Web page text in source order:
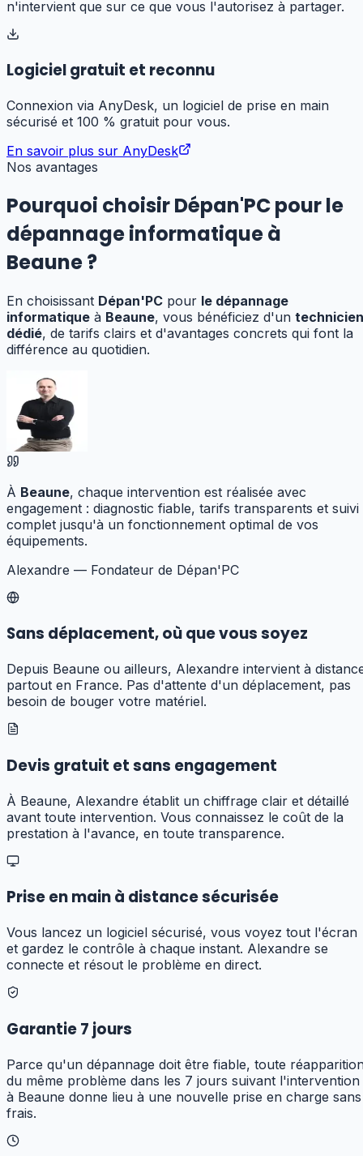
n'intervient que sur ce que vous l'autorisez à partager.
Logiciel gratuit et reconnu
Connexion via AnyDesk, un logiciel de prise en main
sécurisé et 100 % gratuit pour vous.
En savoir plus sur AnyDesk
Nos avantages
Pourquoi choisir Dépan'PC pourle
dépannage informatiqueà
Beaune?
En choisissant Dépan'PC pour le dépannage
informatique à Beaune, vous bénéficiez d'un technicien
dédié, de tarifs clairs et d'avantages concrets qui font la
différence au quotidien.
À Beaune, chaque intervention est réalisée avec
engagement : diagnostic fiable, tarifs transparents et suivi
complet jusqu'à un fonctionnement optimal de vos
équipements.
Alexandre — Fondateur de Dépan'PC
Sans déplacement, où que vous soyez
Depuis Beaune ou ailleurs, Alexandre intervient à
partout en France. Pas d'attente d'un déplacement, pas
besoin de bouger votre matériel.
Devis gratuit et sans engagement
À Beaune, Alexandre établit un chiffrage clair et détaillé
avant toute intervention. Vous connaissez le coût de la
prestation à l'avance, en toute transparence.
Prise en main à distance sécurisée
Vous lancez un logiciel sécurisé, vous voyez tout l'écran
et gardez le contrôle à chaque instant. Alexandre se
connecte et résout le problème en direct.
Garantie 7 jours
Parce qu'un dépannage doit être fiable, toute
du même problème dans les 7 jours suivant l'intervention
à Beaune donne lieu à une nouvelle prise en charge sans
frais.